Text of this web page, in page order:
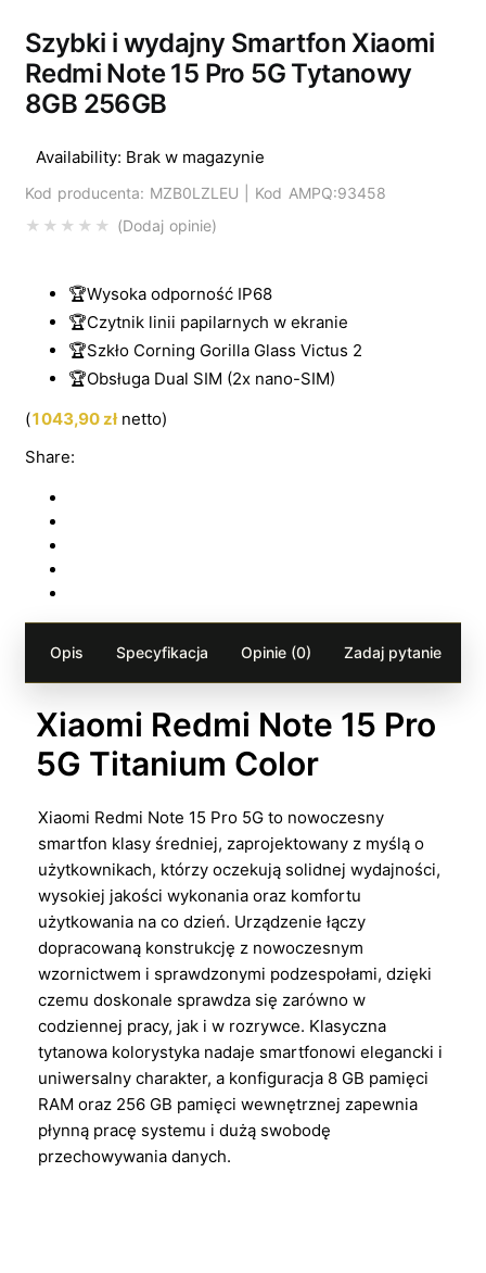
Szybki i wydajny Smartfon Xiaomi
Redmi Note 15 Pro 5G Tytanowy
8GB 256GB
Dodaj opinie
Availability: Brak w magazynie
Kod producenta: MZB0LZLEU | Kod AMPQ:93458
🏆Wysoka odporność IP68
🏆Czytnik linii papilarnych w ekranie
🏆Szkło Corning Gorilla Glass Victus 2
🏆Obsługa Dual SIM (2x nano-SIM)
(1043,90złnetto)
Share:
Opis Specyfikacja Opinie (0) Zadaj pytanie
Xiaomi Redmi Note 15 Pro
5G Titanium Color
Xiaomi Redmi Note 15 Pro 5G to nowoczesny
smartfon klasy średniej, zaprojektowany z myślą o
użytkownikach, którzy oczekują solidnej wydajności,
wysokiej jakości wykonania oraz komfortu
użytkowania na co dzień. Urządzenie łączy
dopracowaną konstrukcję z nowoczesnym
wzornictwem i sprawdzonymi podzespołami, dzięki
czemu doskonale sprawdza się zarówno w
codziennej pracy, jak i w rozrywce. Klasyczna
tytanowa kolorystyka nadaje smartfonowi elegancki i
uniwersalny charakter, a konfiguracja 8 GB pamięci
RAM oraz 256 GB pamięci wewnętrznej zapewnia
płynną pracę systemu i dużą swobodę
przechowywania danych.